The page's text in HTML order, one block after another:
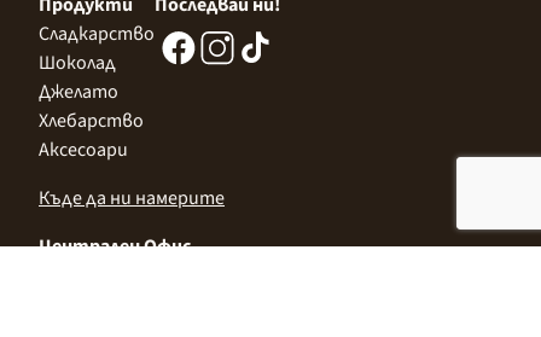
Сладкарство
Шоколад
Джелато
Хлебарство
Аксесоари
Къде да ни намерите
Централен Офис